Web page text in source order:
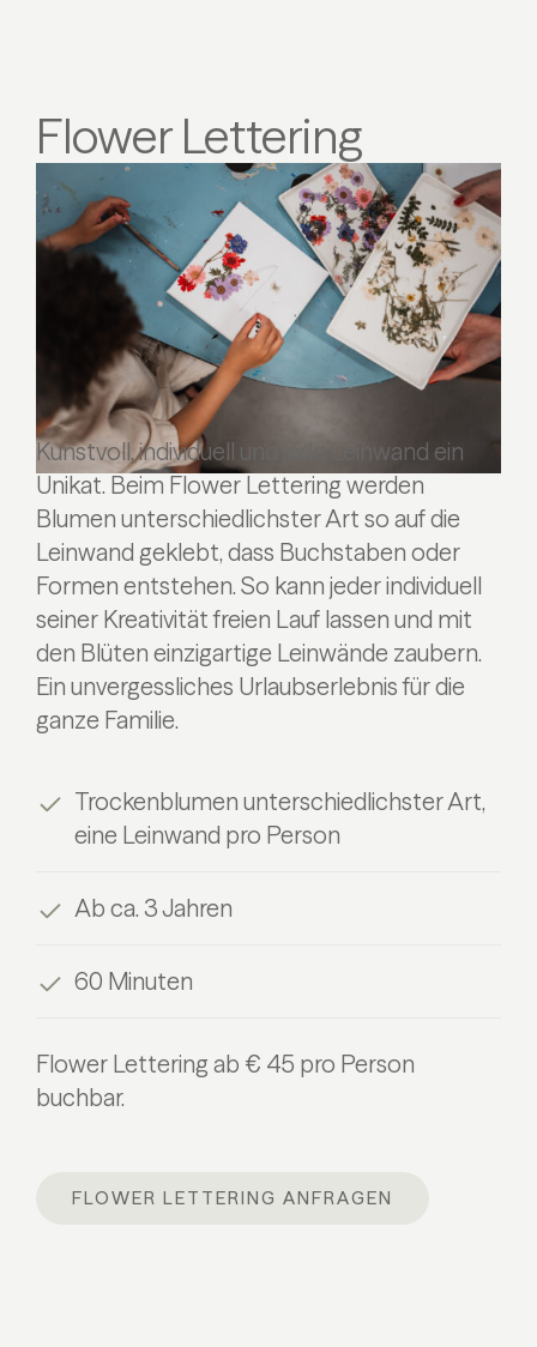
Flower Lettering
Kunstvoll, individuell und jede Leinwand ein
Unikat. Beim Flower Lettering werden
Blumen unterschiedlichster Art so auf die
Leinwand geklebt, dass Buchstaben oder
Formen entstehen. So kann jeder individuell
seiner Kreativität freien Lauf lassen und mit
den Blüten einzigartige Leinwände zaubern.
Ein unvergessliches Urlaubserlebnis für die
ganze Familie.
Trockenblumen unterschiedlichster Art,
eine Leinwand pro Person
Ab ca. 3 Jahren
60 Minuten
Flower Lettering ab € 45 pro Person
buchbar.
FLOWER LETTERING ANFRAGEN